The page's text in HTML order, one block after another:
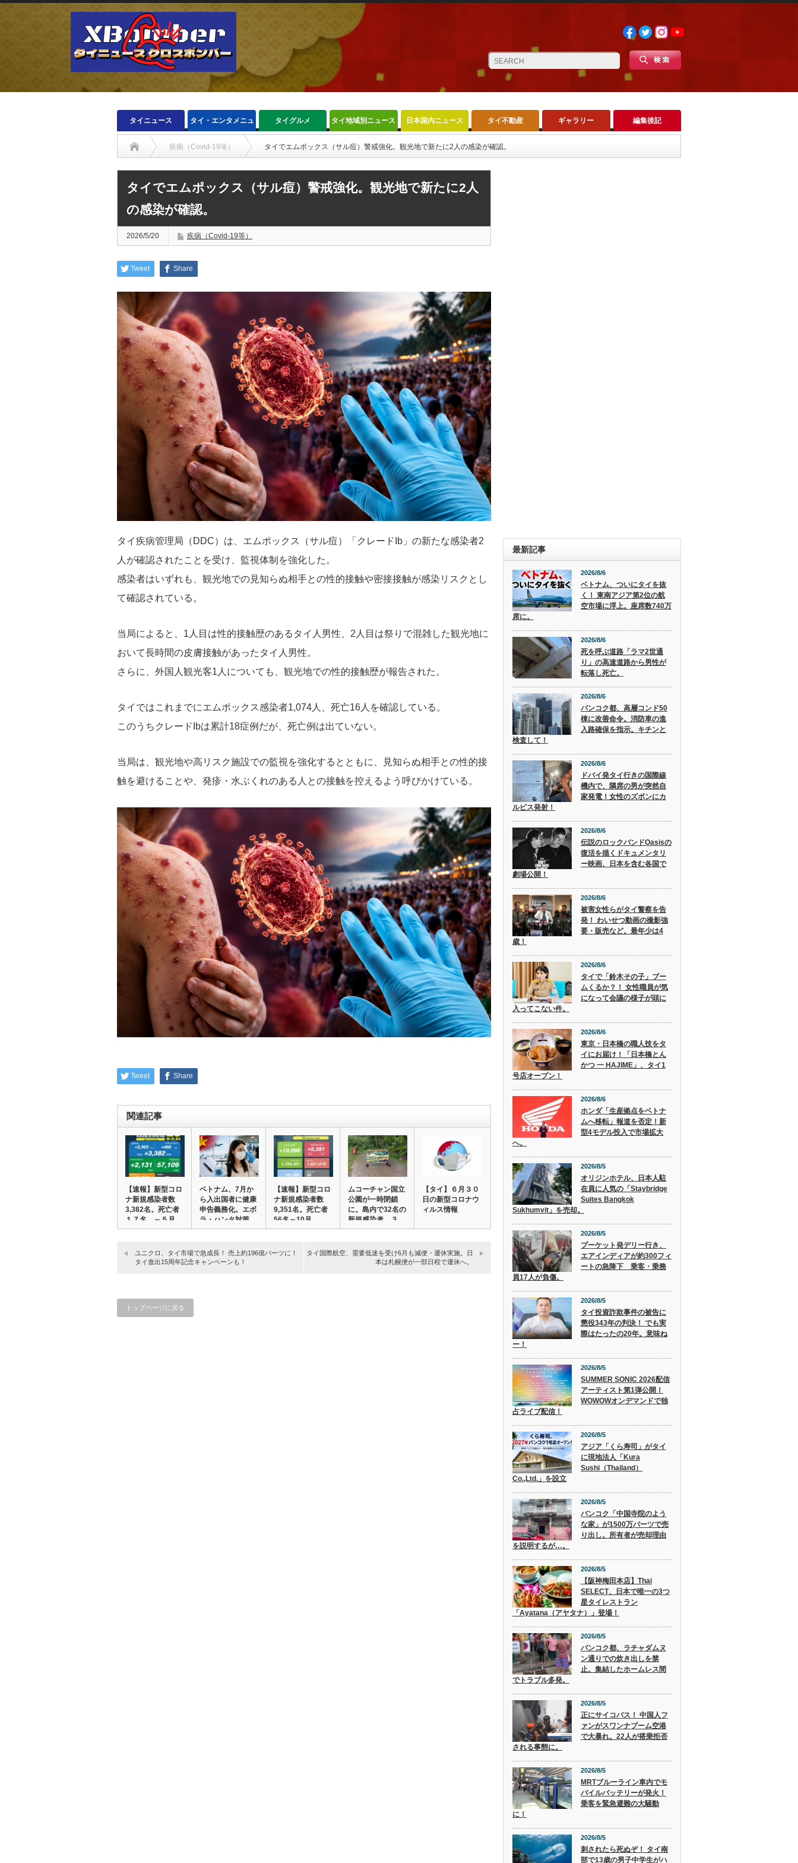
タイニュース タイ・エンタメニュ
ース
タイグルメ タイ地域別ニュース 日本国内ニュース タイ不動産 ギャラリー 編集後記
疾病（Covid-19等） タイでエムポックス（サル痘）警戒強化。観光地で新たに2人の感染が確認。
タイでエムポックス（サル痘）警戒強化。観光地で新たに2人
の感染が確認。
2026/5/20 疾病（Covid-19等）
Tweet Share
タイ疾病管理局（DDC）は、エムポックス（サル痘）「クレードIb」の新たな感染者2
人が確認されたことを受け、監視体制を強化した。
感染者はいずれも、観光地での見知らぬ相手との性的接触や密接接触が感染リスクとし
て確認されている。
当局によると、1人目は性的接触歴のあるタイ人男性、2人目は祭りで混雑した観光地に
おいて長時間の皮膚接触があったタイ人男性。
さらに、外国人観光客1人についても、観光地での性的接触歴が報告された。
タイではこれまでにエムポックス感染者1,074人、死亡16人を確認している。
このうちクレードIbは累計18症例だが、死亡例は出ていない。
当局は、観光地や高リスク施設での監視を強化するとともに、見知らぬ相手との性的接
触を避けることや、発疹・水ぶくれのある人との接触を控えるよう呼びかけている。
Tweet Share
関連記事
【速報】新型コロ
ナ新規感染者数
3,382名。死亡者
１７名。～５月…
ベトナム、7月か
ら入出国者に健康
申告義務化。エボ
ラ・ハンタ対策、
…
【速報】新型コロ
ナ新規感染者数
9,351名。死亡者
56名～10月…
ムコーチャン国立
公園が一時閉鎖
に。島内で32名の
新規感染者。３
分…
【タイ】６月３０
日の新型コロナウ
ィルス情報
ユニクロ、タイ市場で急成長！ 売上約196億バーツに！
タイ進出15周年記念キャンペーンも！
タイ国際航空、需要低迷を受け6月も減便・運休実施。日
本は札幌便が一部日程で運休へ。
トップページに戻る
最新記事
2026/8/6
ベトナム、ついにタイを抜
く！ 東南アジア第2位の航
空市場に浮上。座席数740万
席に。
2026/8/6
死を呼ぶ道路「ラマ2世通
り」の高速道路から男性が
転落し死亡。
2026/8/6
バンコク都、高層コンド50
棟に改善命令。消防車の進
入路確保を指示。キチンと
検査して！
2026/8/6
ドバイ発タイ行きの国際線
機内で、隣席の男が突然自
家発電！女性のズボンにカ
ルピス発射！
2026/8/6
伝説のロックバンドOasisの
復活を描くドキュメンタリ
ー映画、日本を含む各国で
劇場公開！
2026/8/6
被害女性らがタイ警察を告
発！ わいせつ動画の撮影強
要・販売など。最年少は4
歳！
2026/8/6
タイで「鈴木その子」ブー
ムくるか？！ 女性職員が気
になって会議の様子が頭に
入ってこない件。
2026/8/6
東京・日本橋の職人技をタ
イにお届け！「日本橋とん
かつ 一 HAJIME」、タイ1
号店オープン！
2026/8/6
ホンダ「生産拠点をベトナ
ムへ移転」報道を否定！新
型4モデル投入で市場拡大
へ。
2026/8/5
オリジンホテル、日本人駐
在員に人気の「Staybridge
Suites Bangkok
Sukhumvit」を売却。
2026/8/5
プーケット発デリー行き、
エアインディアが約300フィ
ートの急降下 乗客・乗務
員17人が負傷。
2026/8/5
タイ投資詐欺事件の被告に
懲役343年の判決！ でも実
際はたったの20年。意味ね
ー！
2026/8/5
SUMMER SONIC 2026配信
アーティスト第1弾公開！
WOWOWオンデマンドで独
占ライブ配信！
2026/8/5
アジア「くら寿司」がタイ
に現地法人「Kura
Sushi（Thailand）
Co.,Ltd.」を設立
2026/8/5
バンコク「中国寺院のよう
な家」が1500万バーツで売
り出し。所有者が売却理由
を説明するが…。
2026/8/5
【阪神梅田本店】Thai
SELECT、日本で唯一の3つ
星タイレストラン
「Ayatana（アヤタナ）」登場！
2026/8/5
バンコク都、ラチャダムヌ
ン通りでの炊き出しを禁
止。集結したホームレス間
でトラブル多発。
2026/8/5
正にサイコパス！ 中国人フ
ァンがスワンナプーム空港
で大暴れ。22人が搭乗拒否
される事態に。
2026/8/5
MRTブルーライン車内でモ
バイルバッテリーが発火！
乗客を緊急避難の大騒動
に！
2026/8/5
刺されたら死ぬぞ！ タイ南
部で13歳の男子中学生がハ